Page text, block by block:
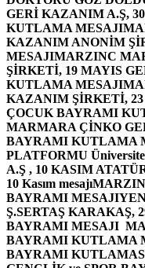
GERİ KAZANIM A.Ş,
KUTLAMA MESAJI
KAZANIM ANONİM
MESAJIMARZINC
ŞİRKETİ, 19 MAYIS
KUTLAMA MESAJI
KAZANIM ŞİRKETİ,
ÇOCUK BAYRAMI
MARMARA ÇİNKO
BAYRAMI KUTLAMA
PLATFORMU Üniversite
A.Ş , 10 KASIM
10 Kasım mesajı
BAYRAMI MESAJI
Ş.SERTAŞ KARAKAŞ,
BAYRAMI MESAJI
BAYRAMI KUTLAMA
BAYRAMI